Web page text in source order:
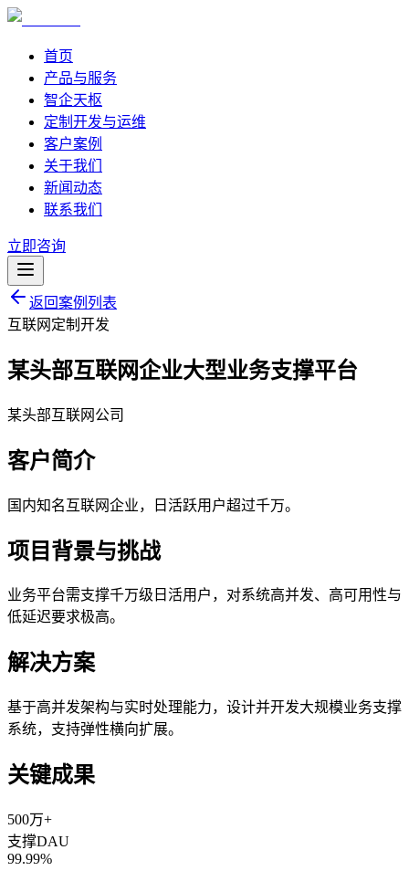
首页
产品与服务
智企天枢
定制开发与运维
客户案例
关于我们
新闻动态
联系我们
立即咨询
返回案例列表
互联网 定制开发
某头部互联网企业大型业务支撑平台
某头部互联网公司
客户简介
国内知名互联网企业，日活跃用户超过千万。
项目背景与挑战
业务平台需支撑千万级日活用户，对系统高并发、高可用性与
低延迟要求极高。
解决方案
基于高并发架构与实时处理能力，设计并开发大规模业务支撑
系统，支持弹性横向扩展。
关键成果
500万+
支撑DAU
99.99%